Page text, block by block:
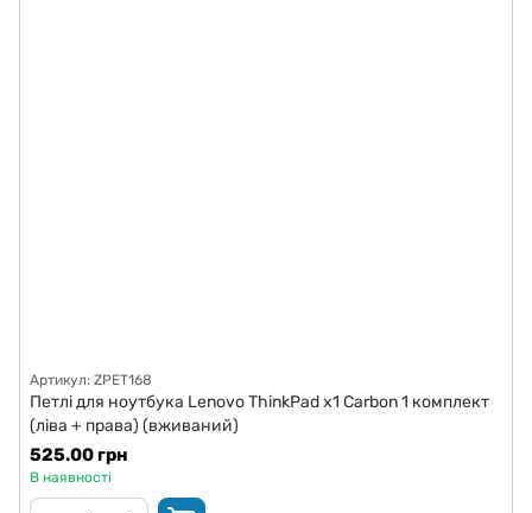
Артикул: ZPET168
Петлі для ноутбука Lenovo ThinkPad x1 Carbon 1 комплект
(ліва + права) (вживаний)
525.00 грн
В наявності